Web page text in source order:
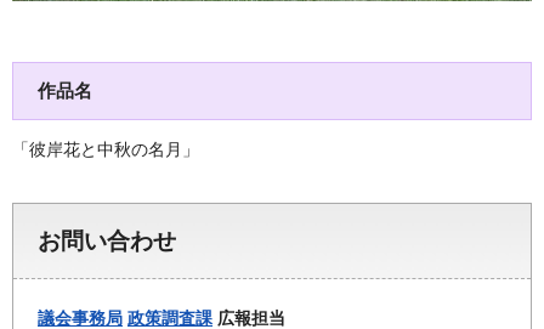
作品名
「彼岸花と中秋の名月」
お問い合わせ
議会事務局 政策調査課 広報担当